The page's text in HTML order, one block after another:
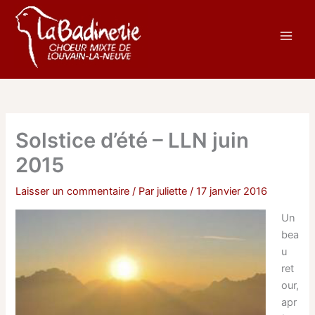
contenu
Solstice d’été – LLN juin
2015
Laisser un commentaire / Par juliette/17 janvier 2016
Un
bea
u
ret
our,
apr